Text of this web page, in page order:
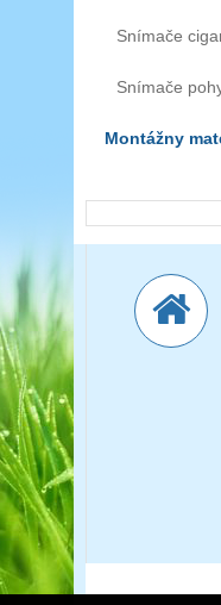
Snímače
Snímače
Montážny